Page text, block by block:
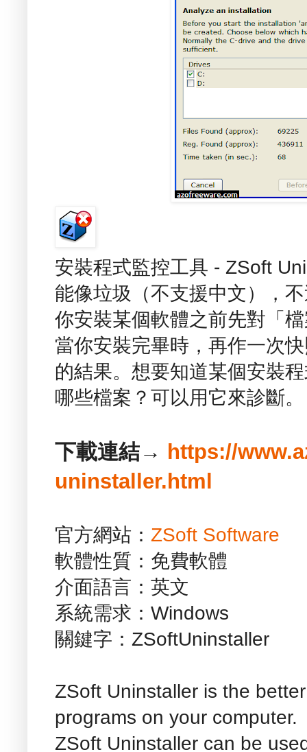
安裝程式監控工具 - ZSoft
能像垃圾（不支援中文），
你安裝某個軟體之前先對「
當你安裝完畢時，再作一次
的結果。想要知道某個安裝
哪些檔案？可以用它來診斷
下載連結→ https://
uninstaller.html
官方網站： ZSoft Software
軟體性質：免費軟體
介面語言：英文
系統需求：Windows
關鍵字：ZSoftUninstaller
ZSoft Uninstaller is the
programs on your computer.
ZSoft Uninstaller can be